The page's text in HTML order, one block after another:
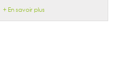
+ En savoir plus